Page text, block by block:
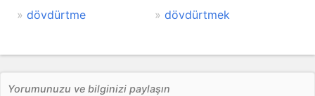
dövdürtme
dövdürtmek
Yorumunuzu ve bilginizi paylaşın